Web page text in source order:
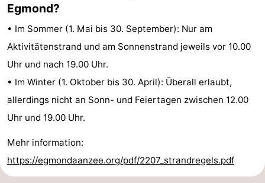
Egmond?
• Im Sommer (1. Mai bis 30. September): Nur am
Aktivitätenstrand und am Sonnenstrand jeweils vor 10.00
Uhr und nach 19.00 Uhr.
• Im Winter (1. Oktober bis 30. April): Überall erlaubt,
allerdings nicht an Sonn- und Feiertagen zwischen 12.00
Uhr und 19.00 Uhr.
Mehr information:
https://egmondaanzee.org/pdf/2207_strandregels.pdf